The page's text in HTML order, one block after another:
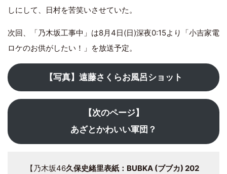
しにして、日村を苦笑いさせていた。
次回、「乃木坂工事中」は8月4日(日)深夜0:15より「小吉家電
ロケのお供がしたい！」を放送予定。
【写真】遠藤さくらお風呂ショット
【次のページ】
あざとかわいい軍団？
【 乃木坂46久保史緒里表紙：BUBKA (ブブカ) 202